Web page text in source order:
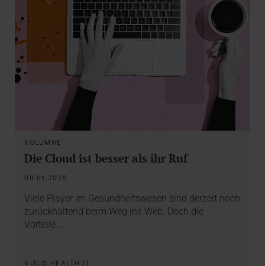
KOLUMNE
Die Cloud ist besser als ihr Ruf
09.01.2025
Viele Player im Gesundheitswesen sind derzeit noch
zurückhaltend beim Weg ins Web. Doch die
Vorteile…
VISUS HEALTH IT